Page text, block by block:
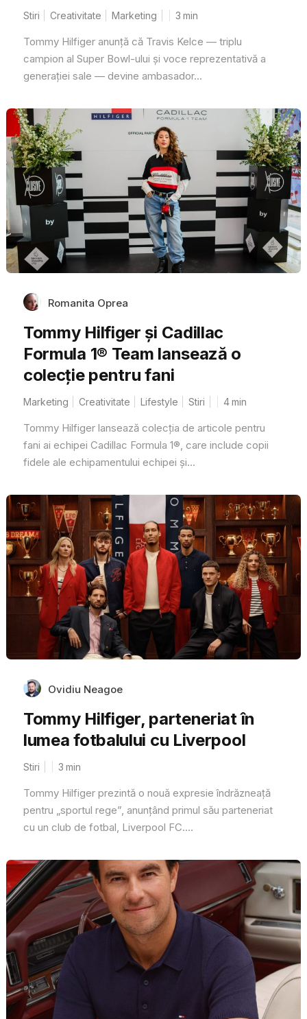
Stiri Creativitate Marketing 3 min
Tommy Hilfiger anunță că Travis Kelce — triplu
campion al Super Bowl-ului și voce reprezentativă a
generației sale — devine ambasador...
Romanita Oprea
Tommy Hilfiger și Cadillac
Formula 1® Team lansează o
colecție pentru fani
Marketing Creativitate Lifestyle Stiri 4min
Tommy Hilfiger lansează colecția de articole pentru
fani ai echipei Cadillac Formula 1®, care include copii
fidele ale echipamentului echipei și...
Ovidiu Neagoe
Tommy Hilfiger, parteneriat în
lumea fotbalului cu Liverpool
Stiri 3 min
Tommy Hilfiger prezintă o nouă expresie îndrăzneață
pentru „sportul rege”, anunțând primul său parteneriat
cu un club de fotbal, Liverpool FC....